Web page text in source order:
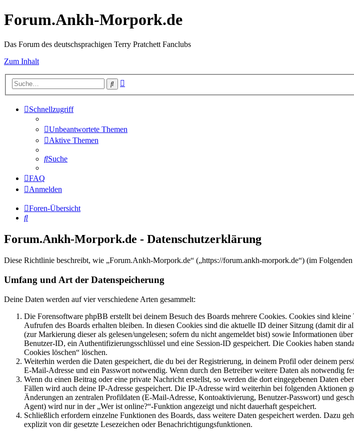
Forum.Ankh-Morpork.de
Das Forum des deutschsprachigen Terry Pratchett Fanclubs
Zum Inhalt
Suche
Schnellzugriff
Unbeantwortete Themen
Aktive Themen
Suche
FAQ
Anmelden
Foren-Übersicht
Suche
Forum.Ankh-Morpork.de - Datenschutzerklärung
Diese Richtlinie beschreibt, wie „Forum.Ankh-Morpork.de“ („https://forum.ankh-morpork.de“) (im
Umfang und Art der Datenspeicherung
Deine Daten werden auf vier verschiedene Arten gesammelt:
Die Forensoftware phpBB erstellt bei deinem Besuch des Boards mehrere Cookies. Cookies sind
Aufrufen des Boards erhalten bleiben. In diesen Cookies sind die aktuelle ID deiner Sitzung (damit dir
(zur Markierung dieser als gelesen/ungelesen; sofern du nicht angemeldet bist) sowie Informationen
Benutzer-ID, ein Authentifizierungsschlüssel und eine Session-ID gespeichert. Die Cookies haben
Cookies löschen“ löschen.
Weiterhin werden die Daten gespeichert, die du bei der Registrierung, in deinem Profil oder deinem
E-Mail-Adresse und ein Passwort notwendig. Wenn durch den Betreiber weitere Daten als notwendig
Wenn du einen Beitrag oder eine private Nachricht erstellst, so werden die dort eingegebenen Daten
Fällen wird auch deine IP-Adresse gespeichert. Die IP-Adresse wird weiterhin bei folgenden
Änderungen an zentralen Profildaten (E-Mail-Adresse, Kontoaktivierung, Benutzer-Passwort) und
Agent) wird nur in der „Wer ist online?“-Funktion angezeigt und nicht dauerhaft gespeichert.
Schließlich erfordern einzelne Funktionen des Boards, dass weitere Daten gespeichert werden. Dazu
explizit von dir gesetzte Lesezeichen oder Benachrichtigungsfunktionen.